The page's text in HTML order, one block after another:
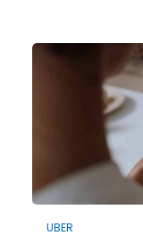
UBER